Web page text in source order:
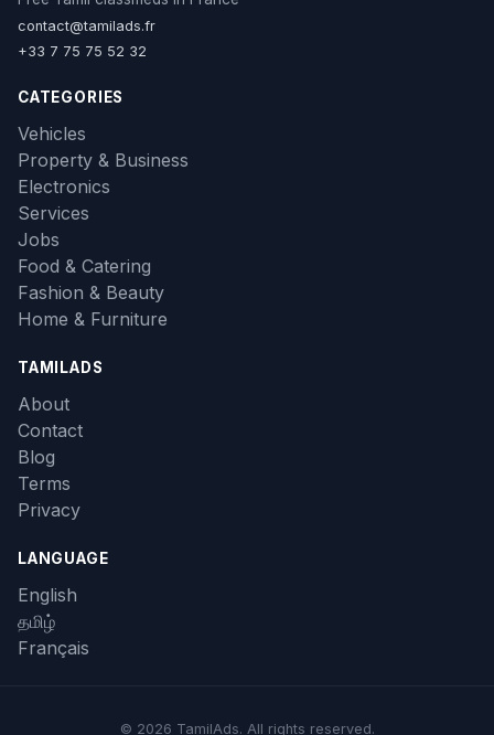
contact@tamilads.fr
+33 7 75 75 52 32
CATEGORIES
Vehicles
Property & Business
Electronics
Services
Jobs
Food & Catering
Fashion & Beauty
Home & Furniture
TAMILADS
About
Contact
Blog
Terms
Privacy
LANGUAGE
English
தமிழ்
Français
© 2026 TamilAds. All rights reserved.